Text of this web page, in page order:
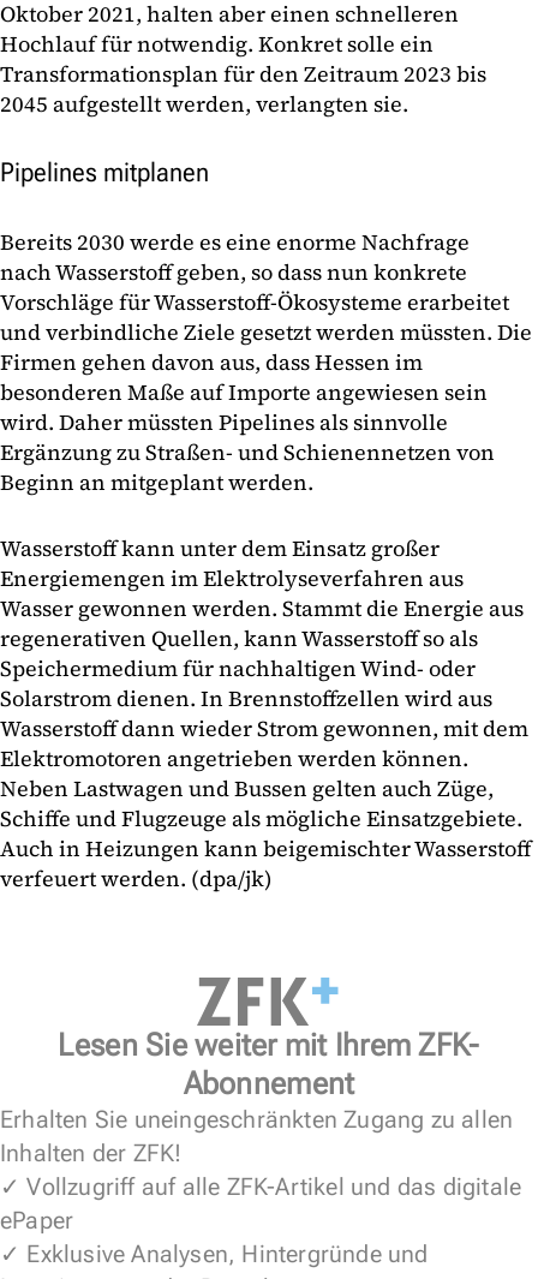
Oktober 2021, halten aber einen schnelleren
Hochlauf für notwendig. Konkret solle ein
Transformationsplan für den Zeitraum 2023 bis
2045 aufgestellt werden, verlangten sie.
Pipelines mitplanen
Bereits 2030 werde es eine enorme Nachfrage
nach Wasserstoff geben, so dass nun konkrete
Vorschläge für Wasserstoff-Ökosysteme erarbeitet
und verbindliche Ziele gesetzt werden müssten. Die
Firmen gehen davon aus, dass Hessen im
besonderen Maße auf Importe angewiesen sein
wird. Daher müssten Pipelines als sinnvolle
Ergänzung zu Straßen- und Schienennetzen von
Beginn an mitgeplant werden.
Wasserstoff kann unter dem Einsatz großer
Energiemengen im Elektrolyseverfahren aus
Wasser gewonnen werden. Stammt die Energie aus
regenerativen Quellen, kann Wasserstoff so als
Speichermedium für nachhaltigen Wind- oder
Solarstrom dienen. In Brennstoffzellen wird aus
Wasserstoff dann wieder Strom gewonnen, mit dem
Elektromotoren angetrieben werden können.
Neben Lastwagen und Bussen gelten auch Züge,
Schiffe und Flugzeuge als mögliche Einsatzgebiete.
Auch in Heizungen kann beigemischter Wasserstoff
verfeuert werden. (dpa/jk)
Lesen Sie weiter mit Ihrem ZFK-
Abonnement
Erhalten Sie uneingeschränkten Zugang zu allen
Inhalten der ZFK!
✓ Vollzugriff auf alle ZFK-Artikel und das digitale
ePaper
✓ Exklusive Analysen, Hintergründe und